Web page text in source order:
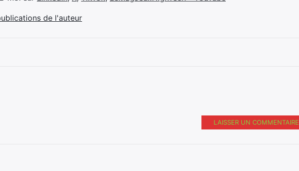
de l'auteur
LAISSER UN COMMENTAIRE